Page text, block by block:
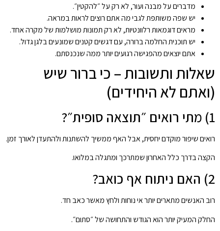
מדברים על מבנה ועור, לא רק על ״להקטין״.
יש שפה משותפת לגבי מה אתם רוצים לראות במראה.
מראים דוגמאות רלוונטיות, לא רק תמונות מושלמות של מקרה אחד.
יש תוכנית החלמה ברורה, עם דגשים קטנים שמונעים בלגן גדול.
אתם יוצאים מהפגישה רגועים יותר ממה שנכנסתם.
שאלות ותשובות – כי ברור שיש
(ואתם לא היחידים)
1) מתי רואים ״תוצאה סופית״?
רואים שיפור מוקדם יחסית, אבל האף ממשיך להשתנות ולהתעדן לאורך זמן.
הקצה בדרך כלל האחרון שמתרכך ומתגלה במלואו.
2) האם ניתוח אף כואב?
רוב האנשים מתארים יותר אי נוחות ולחץ מאשר כאב חד.
החלק המעיק יותר הוא הגודש והתחושה של ״סתום״.